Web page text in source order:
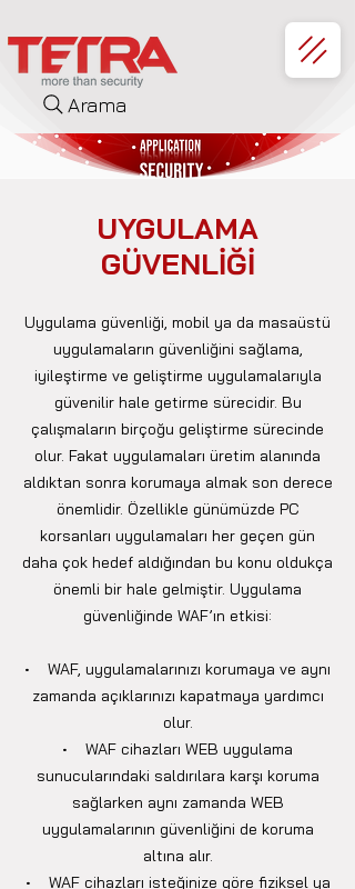
Arama
UYGULAMA
GÜVENLİĞİ
Uygulama güvenliği, mobil ya da masaüstü
uygulamaların güvenliğini sağlama,
iyileştirme ve geliştirme uygulamalarıyla
güvenilir hale getirme sürecidir. Bu
çalışmaların birçoğu geliştirme sürecinde
olur. Fakat uygulamaları üretim alanında
aldıktan sonra korumaya almak son derece
önemlidir. Özellikle günümüzde PC
korsanları uygulamaları her geçen gün
daha çok hedef aldığından bu konu oldukça
önemli bir hale gelmiştir. Uygulama
güvenliğinde WAF’ın etkisi:
• WAF, uygulamalarınızı korumaya ve aynı
zamanda açıklarınızı kapatmaya yardımcı
olur.
• WAF cihazları WEB uygulama
sunucularındaki saldırılara karşı koruma
sağlarken aynı zamanda WEB
uygulamalarının güvenliğini de koruma
altına alır.
• WAF cihazları isteğinize göre fiziksel ya